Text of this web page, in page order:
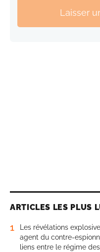
Laisser
ARTICLES LES PLUS
1
Les révélations
agent du contre-
liens entre le régime